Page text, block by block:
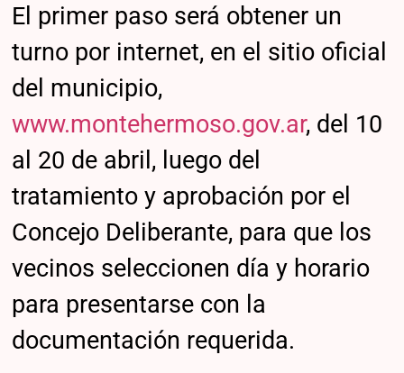
El primer paso será obtener un
turno por internet, en el sitio oficial
del municipio,
www.montehermoso.gov.ar, del 10
al 20 de abril, luego del
tratamiento y aprobación por el
Concejo Deliberante, para que los
vecinos seleccionen día y horario
para presentarse con la
documentación requerida.